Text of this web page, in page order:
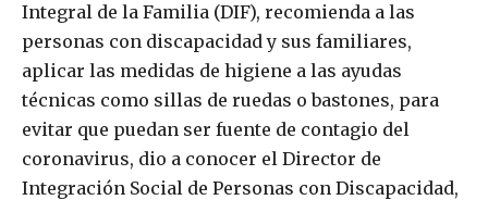
Integral de la Familia (DIF), recomienda a las
personas con discapacidad y sus familiares,
aplicar las medidas de higiene a las ayudas
técnicas como sillas de ruedas o bastones, para
evitar que puedan ser fuente de contagio del
coronavirus, dio a conocer el Director de
Integración Social de Personas con Discapacidad,